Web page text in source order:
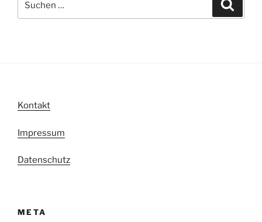
nach:
Kontakt
Impressum
Datenschutz
META